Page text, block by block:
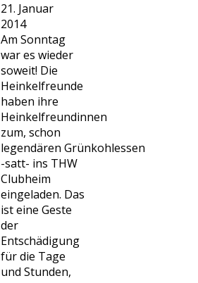
21. Januar
2014
Am Sonntag
war es wieder
soweit! Die
Heinkelfreunde
haben ihre
Heinkelfreundinnen
zum, schon
legendären Grünkohlessen
-satt- ins THW
Clubheim
eingeladen. Das
ist eine Geste
der
Entschädigung
für die Tage
und Stunden,